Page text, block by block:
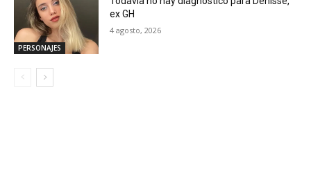
PERSONAJES
ex GH
4 agosto, 2026